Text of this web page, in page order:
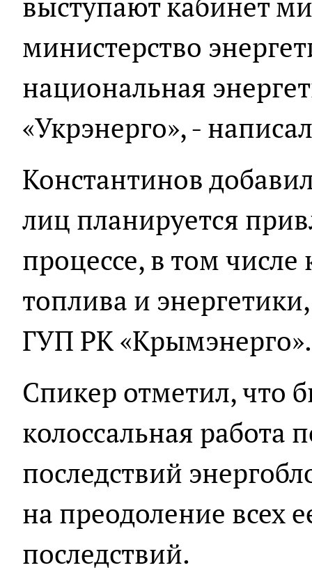
министерство
национальная
«Укрэнерго», -
Константинов
лиц планируется
процессе, в том
топлива и
ГУП РК «Крымэнерго».
Спикер отметил, что
колоссальная работа
последствий
на преодоление всех
последствий.